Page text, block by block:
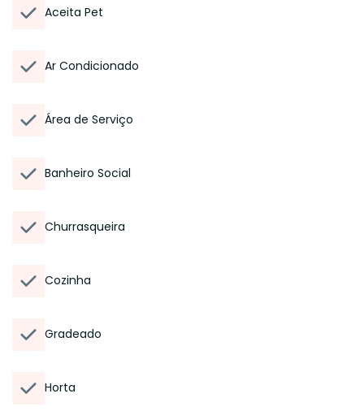
Aceita Pet
Ar Condicionado
Área de Serviço
Banheiro Social
Churrasqueira
Cozinha
Gradeado
Horta